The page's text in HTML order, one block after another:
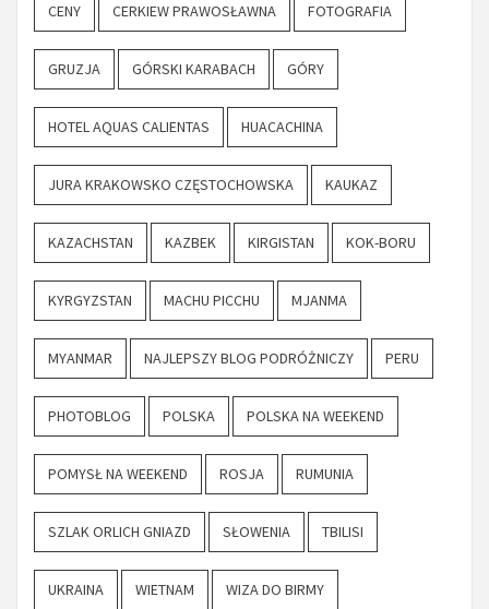
CENY CERKIEW PRAWOSŁAWNA FOTOGRAFIA
GRUZJA GÓRSKI KARABACH GÓRY
HOTEL AQUAS CALIENTAS HUACACHINA
JURA KRAKOWSKO CZĘSTOCHOWSKA KAUKAZ
KAZACHSTAN KAZBEK KIRGISTAN KOK-BORU
KYRGYZSTAN MACHU PICCHU MJANMA
MYANMAR NAJLEPSZY BLOG PODRÓŻNICZY PERU
PHOTOBLOG POLSKA POLSKA NA WEEKEND
POMYSŁ NA WEEKEND ROSJA RUMUNIA
SZLAK ORLICH GNIAZD SŁOWENIA TBILISI
UKRAINA WIETNAM WIZA DO BIRMY